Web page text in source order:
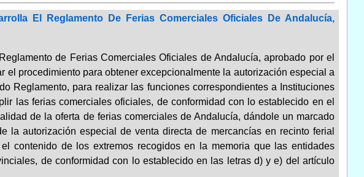
El Reglamento De Ferias Comerciales Oficiales De Andalucía,
de Ferias Comerciales Oficiales de Andalucía, aprobado por el
el procedimiento para obtener excepcionalmente la autorización especial a
Reglamento, para realizar las funciones correspondientes a Instituciones
las ferias comerciales oficiales, de conformidad con lo establecido en el
de la oferta de ferias comerciales de Andalucía, dándole un marcado
la autorización especial de venta directa de mercancías en recinto ferial
contenido de los extremos recogidos en la memoria que las entidades
de conformidad con lo establecido en las letras d) y e) del artículo